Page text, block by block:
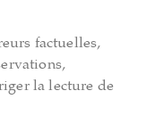
factuelles,
la lecture de